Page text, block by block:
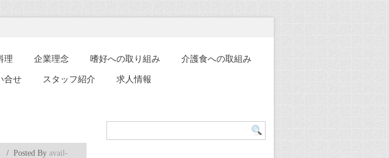
理 企業理念 嗜好への取り組み 介護食への取組み
合せ スタッフ紹介 求人情報
/ Posted By avail-